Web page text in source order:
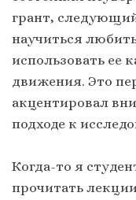
грант,
научиться
использовать ее
движения. Это
акцентировал
подходе к
Когда-то я
прочитать